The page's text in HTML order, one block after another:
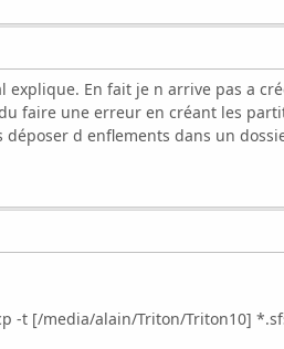
En fait je n arrive pas a
faire une erreur en créant les
d enflements dans un
-t [/media/alain/Triton/Triton10]